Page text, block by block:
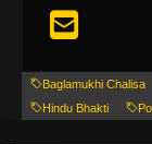
Baglamukhi Chalisa
Hindu Bhakti